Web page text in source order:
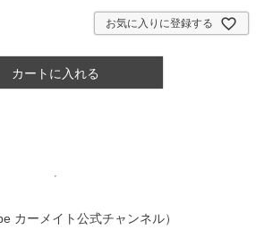
お気に入りに登録する
カートに入れる
カーメイト公式チャンネル）